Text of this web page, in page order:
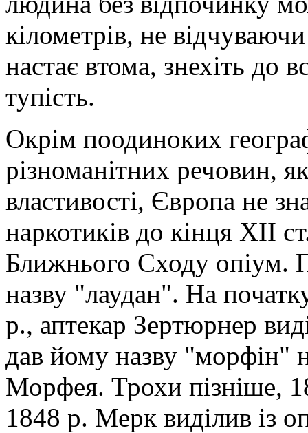
кілометрів, не
настає втома, знехіть до
тупість.
Окрім поодиноких
різноманітних речовин,
властивості, Європа не
наркотиків до кінця XII
Ближнього Сходу опіум.
назву "лаудан". На
р., аптекар Зертюрнер
дав йому назву "морфін"
Морфея. Трохи пізніше,
1848 р. Мерк виділив із